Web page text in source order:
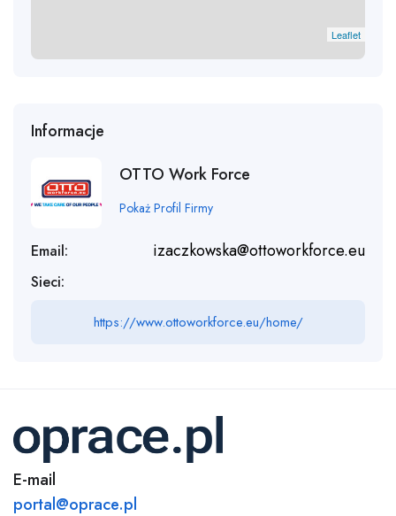
Leaflet
Informacje
OTTO Work Force
Pokaż Profil Firmy
Email: izaczkowska@ottoworkforce.eu
Sieci:
https://www.ottoworkforce.eu/home/
E-mail
portal@oprace.pl